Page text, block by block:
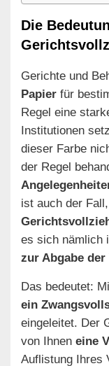
Die
Gerichte und
Papier für
Regel eine
Institutionen
dieser Farbe
der Regel
ist auch der
es sich nämlich
zur Abgabe
Das bedeutet:
ein
eingeleitet. Der
von Ihnen eine
Auflistung Ihres